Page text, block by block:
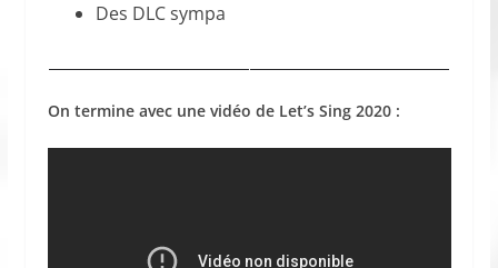
Des DLC sympa
On termine avec une vidéo de Let’s Sing 2020 :